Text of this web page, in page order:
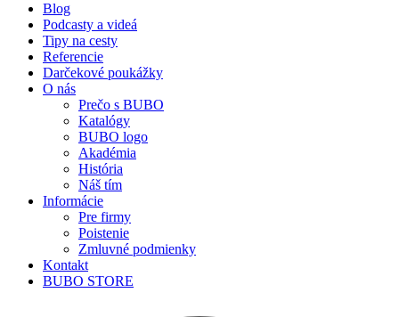
Blog
Podcasty a videá
Tipy na cesty
Referencie
Darčekové poukážky
O nás
Prečo s BUBO
Katalógy
BUBO logo
Akadémia
História
Náš tím
Informácie
Pre firmy
Poistenie
Zmluvné podmienky
Kontakt
BUBO STORE